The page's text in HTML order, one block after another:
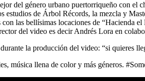
del género urbano puertorriqueño con
de Árbol Récords, la mezcla y
las bellísimas locaciones de “Hacienda
del video es decir Andrés Lora en
la producción del video: “si quieres
música llena de color y más géneros.